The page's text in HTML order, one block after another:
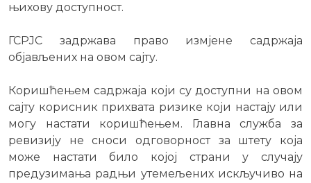
њихову доступност.
ГСРЈС задржава право измјене садржаја
објављених на овом сајту.
Коришћењем садржаја који су доступни на овом
сајту корисник прихвата ризике који настају или
могу настати коришћењем. Главна служба за
ревизију не сноси одговорност за штету која
може настати било којој страни у случају
предузимања радњи утемељених искључиво на